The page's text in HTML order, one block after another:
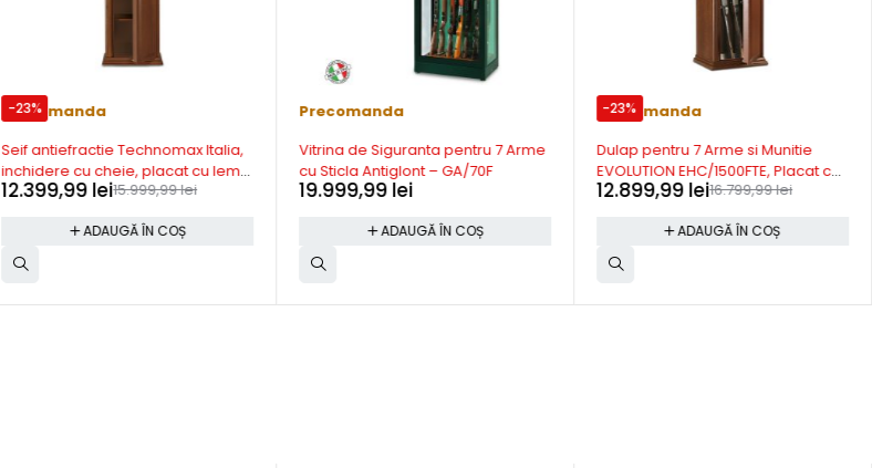
-23%
Precomanda
Seif antiefractie Technomax Italia,
inchidere cu cheie, placat cu lemn
natur, 1520x470x360mm –
15.999,99lei
12.399,99 lei
ADAUGĂ ÎN COȘ
Precomanda
Vitrina de Siguranta pentru 7 Arme
cu Sticla Antiglont – GA/70F
19.999,99 lei
ADAUGĂ ÎN COȘ
-23%
Precomanda
Dulap pentru 7 Arme si Munitie
EVOLUTION EHC/1500FTE, Placat cu
Lemn, Inchidere Electronica
Munitie, 1520x470x360 mm, Made in
Italy
16.799,99lei
12.899,99 lei
ADAUGĂ ÎN COȘ